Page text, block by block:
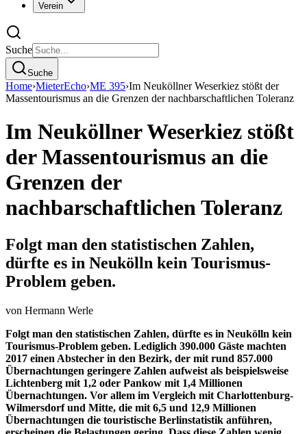
Verein
Suche
Suche
Home›MieterEcho›ME 395›Im Neuköllner Weserkiez stößt der
Massentourismus an die Grenzen der nachbarschaftlichen Toleranz
Im Neuköllner Weserkiez stößt
der Massentourismus an die
Grenzen der
nachbarschaftlichen Toleranz
Folgt man den statistischen Zahlen,
dürfte es in Neukölln kein Tourismus-
Problem geben.
von Hermann Werle
Folgt man den statistischen Zahlen, dürfte es in Neukölln kein
Tourismus-Problem geben. Lediglich 390.000 Gäste machten
2017 einen Abstecher in den Bezirk, der mit rund 857.000
Übernachtungen geringere Zahlen aufweist als beispielsweise
Lichtenberg mit 1,2 oder Pankow mit 1,4 Millionen
Übernachtungen. Vor allem im Vergleich mit Charlottenburg-
Wilmersdorf und Mitte, die mit 6,5 und 12,9 Millionen
Übernachtungen die touristische Berlinstatistik anführen,